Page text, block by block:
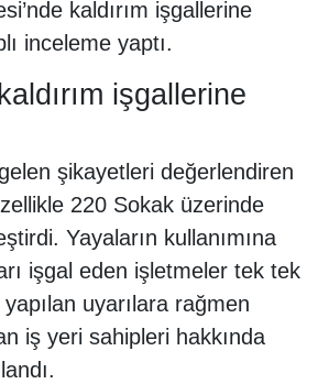
kaldırım işgallerine
inceleme yaptı.
işgallerine
şikayetleri değerlendiren
220 Sokak üzerinde
Yayaların kullanımına
işgal eden işletmeler tek tek
uyarılara rağmen
iş yeri sahipleri hakkında